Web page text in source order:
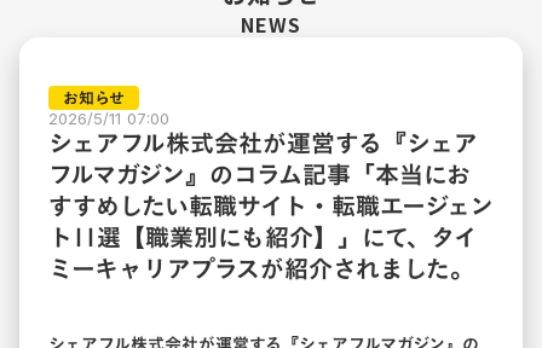
NEWS
お知らせ
2026/5/11 07:00
シェアフル株式会社が運営する『シェア
フルマガジン』のコラム記事「本当にお
すすめしたい転職サイト・転職エージェン
ト11選【職業別にも紹介】」にて、タイ
ミーキャリアプラスが紹介されました。